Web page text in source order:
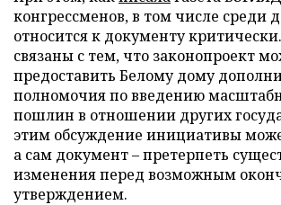
конгрессменов, в том числе среди
относится к документу
связаны с тем, что законопроект
предоставить Белому дому
полномочия по введению
пошлин в отношении других
этим обсуждение инициативы
а сам документ – претерпеть
изменения перед возможным
утверждением.